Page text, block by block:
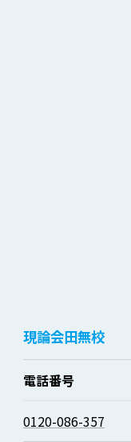
現論会田無校
電話番号
0120-086-357